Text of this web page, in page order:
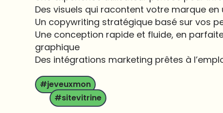
Des visuels qui racontent votre marque en
Un copywriting stratégique basé sur vos
Une conception rapide et fluide, en
graphique
Des intégrations marketing prêtes à
#jeveuxmon
#sitevitrine